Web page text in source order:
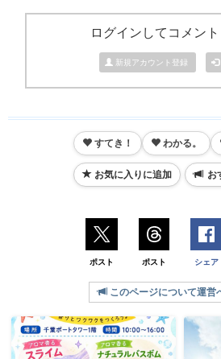
ログインしてコメント
新規アカウント登録
すてき！ わかる。
お気に入りに追加 お
ポスト ポスト シェア
このページについて運営